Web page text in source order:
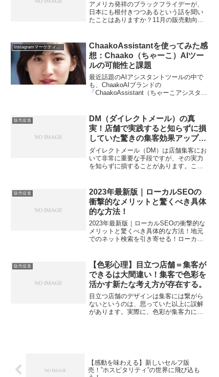
アメリカ発祥のブラックフライデーが、
日本にも根付きつつあるという話を聞い
たことはありますか？11月の販売動向や
します。また、ブラックフライデーが日
本でどのように変化して...
Instagramマーケティング戦略
ChaakoAssistantを使ってみた感
想：Chaako（ちゃーこ）AIツー
ルの可能性と課題
最近話題のAIアシスタントツールの中で
も、ChaakoAIブランドの
「ChaakoAssistant（ちゃーこアシスタン
その利便性と可能性に感心しました。一
方で、改善の...
販売促進
DM（ダイレクトメール）の真
実！店舗で実践すると知らずに損
していた驚きの集客効果アップ
術！
ダイレクトメール（DM）は店舗集客にお
いて非常に重要な手段ですが、その実力
を知らずに損することがあります。この
ます。ダイレクトメールの基本から各種
形式まで、幅広く解説し...
販売促進
2023年最新版｜ローカルSEOの
衝撃的なメリットと驚くべき具体
的な方法！
2023年最新版｜ローカルSEOの衝撃的な
メリットと驚くべき具体的な方法！地元
でのネット検索を引き寄せる！ローカル
地元で見つかる！一般的なSEOとローカ
ルSEOの違い...
販売促進
【色彩心理】目立つ店舗＝集客が
できるは大間違い！集客で色彩を
活かす新たな考え方が存在する。
目立つ店舗のデザインは集客には繋がら
ないというのは、思っていた以上に誤解
があります。実際に、色彩が集客力に与
【感動を味わえる】新しいセルフ販
売！”ホスピタリティ”の世界に飛び込も